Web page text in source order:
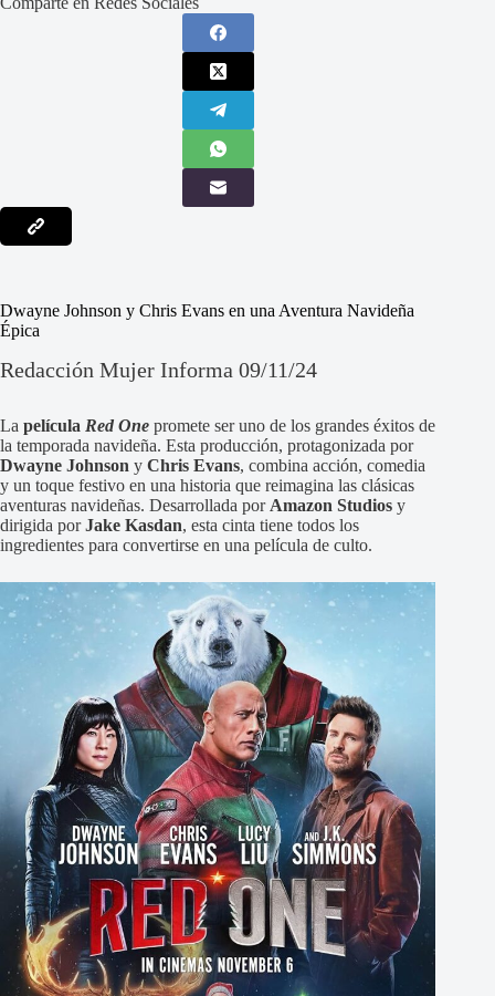
Dwayne Johnson y Chris Evans en una Aventura Navideña
Épica
Redacción Mujer Informa 09/11/24
La película Red One promete ser uno de los grandes éxitos de
la temporada navideña. Esta producción, protagonizada por
Dwayne Johnson y Chris Evans, combina acción, comedia
y un toque festivo en una historia que reimagina las clásicas
aventuras navideñas. Desarrollada por Amazon Studios y
dirigida porJake Kasdan, esta cinta tiene todos los
ingredientes para convertirse en una película de culto.